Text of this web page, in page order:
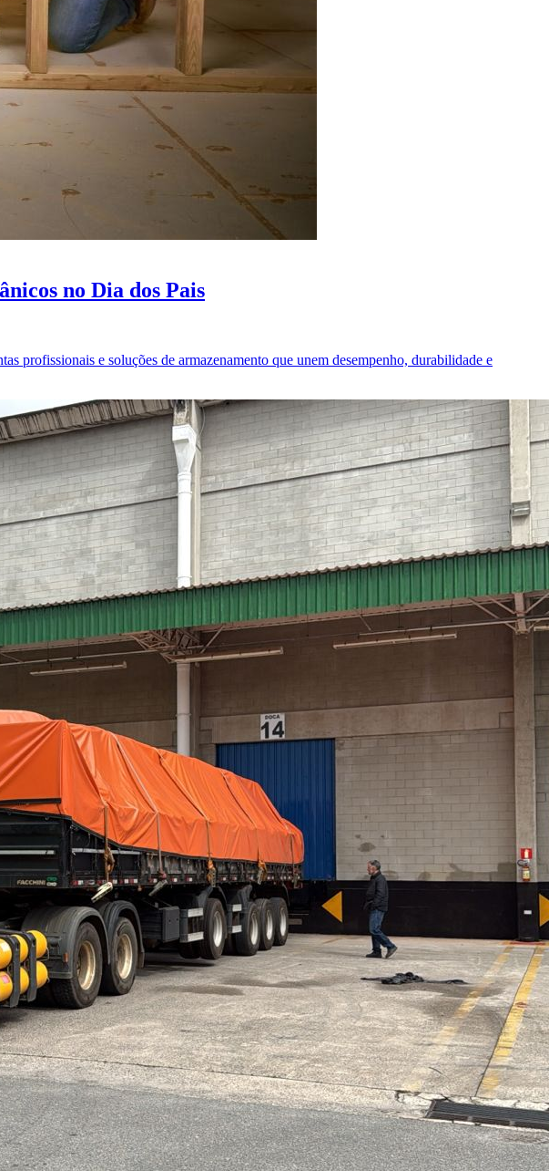
no Dia dos Pais
profissionais e soluções de armazenamento que unem desempenho, durabilidade e